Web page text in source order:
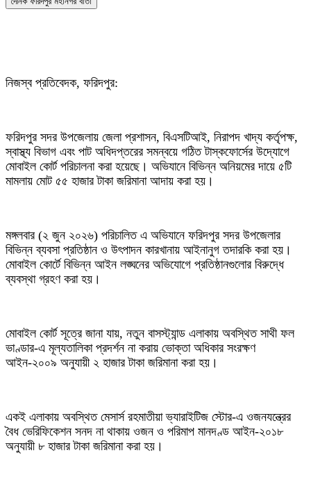
নিজস্ব প্রতিবেদক, ফরিদপুর:
ফরিদপুর সদর উপজেলায় জেলা প্রশাসন, বিএসটিআই, নিরাপদ খাদ্য কর্তৃপক্ষ,
স্বাস্থ্য বিভাগ এবং পাট অধিদপ্তরের সমন্বয়ে গঠিত টাস্কফোর্সের উদ্যোগে
মোবাইল কোর্ট পরিচালনা করা হয়েছে। অভিযানে বিভিন্ন অনিয়মের দায়ে ৫টি
মামলায় মোট ৫৫ হাজার টাকা জরিমানা আদায় করা হয়।
মঙ্গলবার (২ জুন ২০২৬) পরিচালিত এ অভিযানে ফরিদপুর সদর উপজেলার
বিভিন্ন ব্যবসা প্রতিষ্ঠান ও উৎপাদন কারখানায় আইনানুগ তদারকি করা হয়।
মোবাইল কোর্টে বিভিন্ন আইন লঙ্ঘনের অভিযোগে প্রতিষ্ঠানগুলোর বিরুদ্ধে
ব্যবস্থা গ্রহণ করা হয়।
মোবাইল কোর্ট সূত্রে জানা যায়, নতুন বাসস্ট্যান্ড এলাকায় অবস্থিত সাথী ফল
ভাণ্ডার-এ মূল্যতালিকা প্রদর্শন না করায় ভোক্তা অধিকার সংরক্ষণ
আইন-২০০৯ অনুযায়ী ২ হাজার টাকা জরিমানা করা হয়।
একই এলাকায় অবস্থিত মেসার্স রহমাতীয়া ভ্যারাইটিজ স্টোর-এ ওজনযন্ত্রের
বৈধ ভেরিফিকেশন সনদ না থাকায় ওজন ও পরিমাপ মানদণ্ড আইন-২০১৮
অনুযায়ী ৮ হাজার টাকা জরিমানা করা হয়।